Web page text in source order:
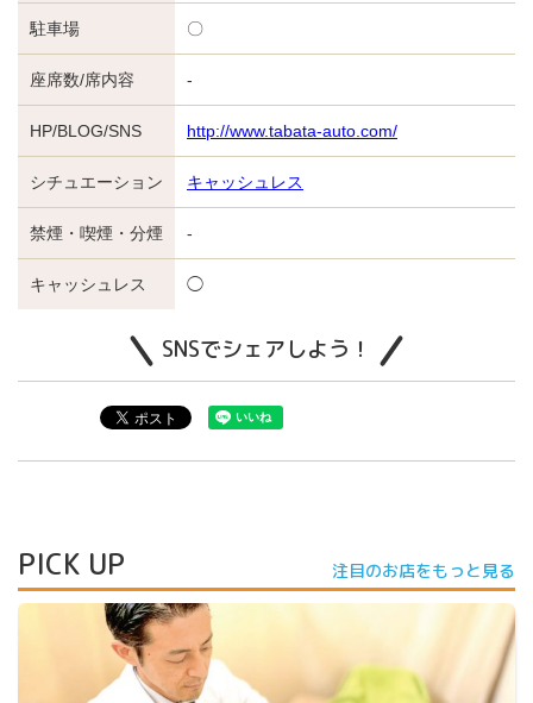
駐車場 〇
座席数/席内容 -
HP/BLOG/SNS http://www.tabata-auto.com/
シチュエーション キャッシュレス
禁煙・喫煙・分煙 -
キャッシュレス ◯
SNSでシェアしよう！
PICK UP 注目のお店をもっと見る